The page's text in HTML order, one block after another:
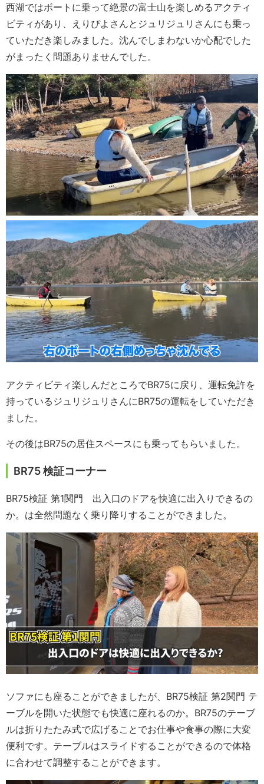
西湖ではボートに乗って絶景の富士山を楽しめるアクティ
ビティがあり、えりぴよさんとジュリジュリさんにも乗っ
ていただき楽しみました。沈んでしまわないか心配でした
がまったく問題ありませんでした。
アクティビティ楽しんだところでBR75に戻り、運転免許を
持っているジュリジュリさんにBR75の運転をしていただき
ました。
その後はBR75の居住スペースにも乗ってもらいました。
BR75 検証コーナー
BR75検証 第1関門 出入口のドアを快適に出入りできるの
か。は全然問題なく乗り降りすることができました。
ソファにも座ることができましたが、BR75検証 第2関門 テ
ーブルを開いた状態でも快適に座れるのか。BR75のテーブ
ルは折りたたみ式で広げることでお仕事や食事の際に大変
便利です。テーブルはスライドすることができるので体格
に合わせて調整することができます。